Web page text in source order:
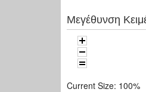
Μεγέθυνση
Current Size: 100%